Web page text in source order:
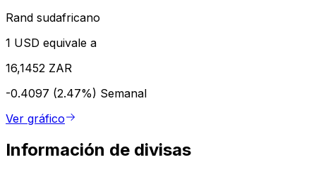
Rand sudafricano
1 USD equivale a
16,1452 ZAR
-0.4097 (2.47%) Semanal
Ver gráfico
Información de divisas